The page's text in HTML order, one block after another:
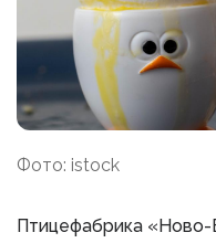
Фото: istock
Птицефабрика